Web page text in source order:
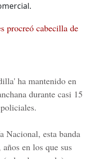
procreó cabecilla de
ha mantenido en
durante casi 15
Nacional, esta banda
en los que sus